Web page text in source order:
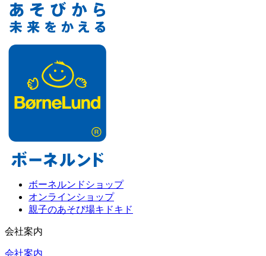
ボーネルンドショップ
オンラインショップ
親子のあそび場キドキド
会社案内
会社案内